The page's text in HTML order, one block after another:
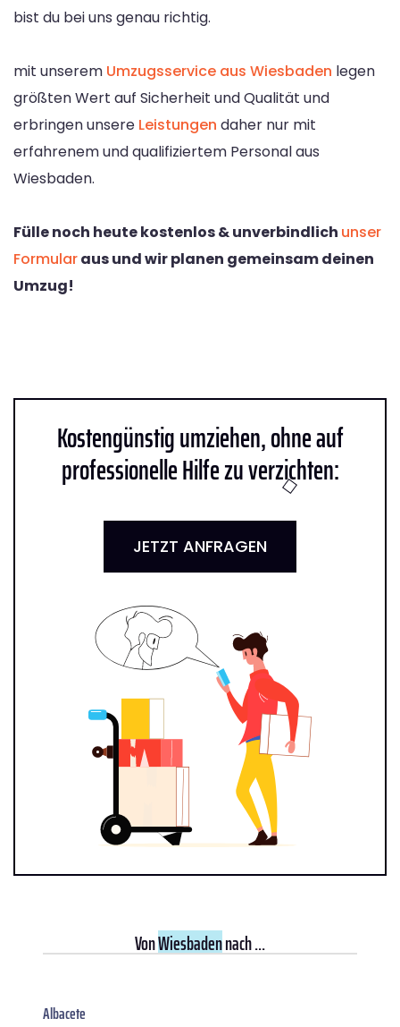
bist du bei uns genau richtig.
mit unserem Umzugsservice aus Wiesbaden legen
größten Wert auf Sicherheit und Qualität und
erbringen unsere Leistungen daher nur mit
erfahrenem und qualifiziertem Personal aus
Wiesbaden.
Fülle noch heute kostenlos & unverbindlich unser
Formularaus und wir planen gemeinsam deinen
Umzug!
Kostengünstig umziehen, ohne auf
professionelle Hilfe zu verzichten:
JETZT ANFRAGEN
VonWiesbadennach ...
Albacete